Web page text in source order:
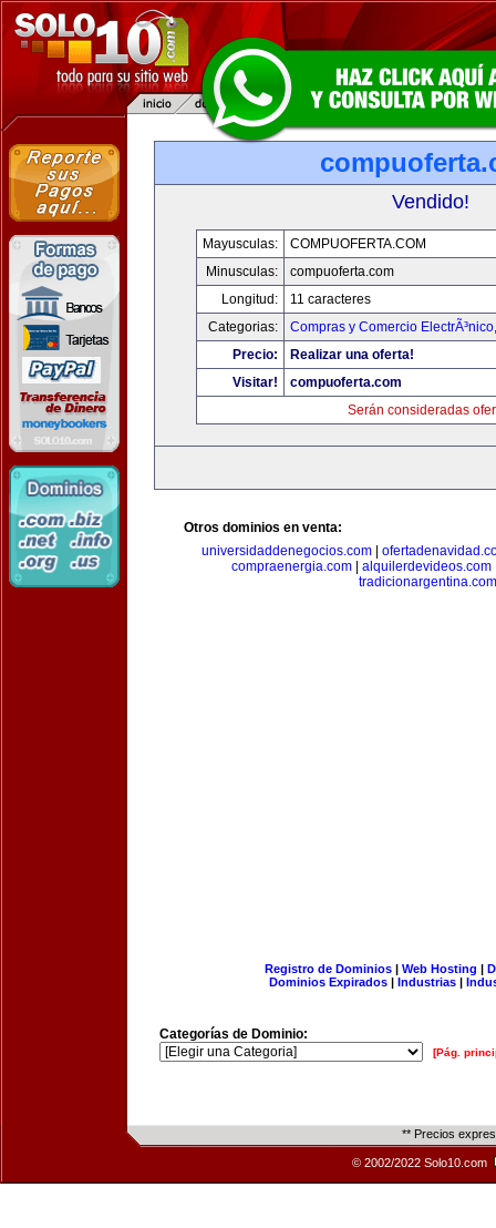
Vendido!
Mayusculas:
COMPUOFERTA.COM
Minusculas:
compuoferta.com
Longitud:
11 caracteres
Categorias:
Compras y Comercio ElectrÃ³nico
Precio:
Realizar una oferta!
Visitar!
compuoferta.com
Serán consideradas
Otros dominios en venta:
universidaddenegocios.com
compraenergia.com
alquilerdevideos.com
tradicionargentina.com
Registro de Dominios| Web Hosting |
Dominios Expirados | Industrias |
Categorías de Dominio:
[Pág.
** Precios
© 2002/2022 Solo10.com